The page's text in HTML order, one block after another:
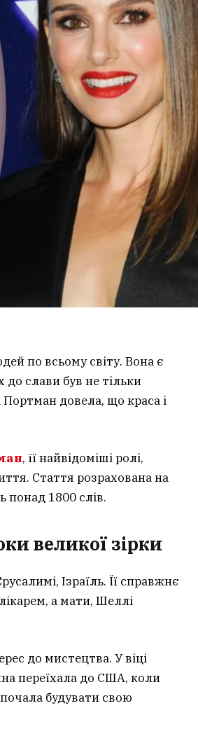
по всьому світу. Вона є
до слави був не тільки
довела, що краса і
, її найвідоміші ролі,
Стаття розрахована на
понад 1800 слів.
великої зірки
Ізраїль. Її справжнє
а мати, Шеллі
до мистецтва. У віці
переїхала до США, коли
будувати свою